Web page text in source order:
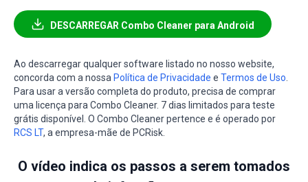
DESCARREGAR Combo Cleaner para Android
Ao descarregar qualquer software listado no nosso website,
concorda com a nossa Política de Privacidade e Termos de Uso
Para usar a versão completa do produto, precisa de comprar
uma licença para Combo Cleaner. 7 dias limitados para teste
grátis disponível. O Combo Cleaner pertence e é operado por
RCS LT, a empresa-mãe de PCRisk.
O vídeo indica os passos a serem tomados